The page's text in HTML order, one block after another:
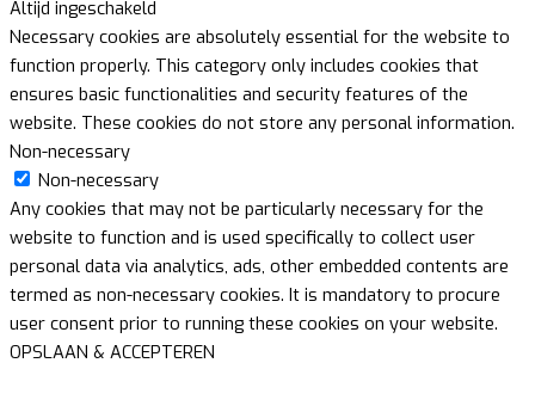
Altijd ingeschakeld
Necessary cookies are absolutely essential for the website to
function properly. This category only includes cookies that
ensures basic functionalities and security features of the
website. These cookies do not store any personal information.
Non-necessary
Non-necessary
Any cookies that may not be particularly necessary for the
website to function and is used specifically to collect user
personal data via analytics, ads, other embedded contents are
termed as non-necessary cookies. It is mandatory to procure
user consent prior to running these cookies on your website.
OPSLAAN & ACCEPTEREN